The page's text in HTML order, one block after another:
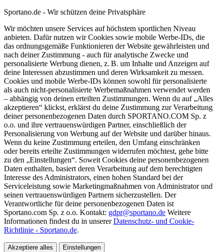
Sportano.de - Wir schützen deine Privatsphäre
Wir möchten unsere Services auf höchstem sportlichen Niveau
anbieten. Dafür nutzen wir Cookies sowie mobile Werbe-IDs, die
das ordnungsgemäße Funktionieren der Website gewährleisten und
nach deiner Zustimmung - auch für analytische Zwecke und
personalisierte Werbung dienen, z. B. um Inhalte und Anzeigen auf
deine Interessen abzustimmen und deren Wirksamkeit zu messen.
Cookies und mobile Werbe-IDs können sowohl für personalisierte
als auch nicht-personalisierte Werbemaßnahmen verwendet werden
– abhängig von deinen erteilten Zustimmungen. Wenn du auf „Alles
akzeptieren“ klickst, erklärst du deine Zustimmung zur Verarbeitung
deiner personenbezogenen Daten durch SPORTANO.COM Sp. z
o.o. und ihre vertrauenswürdigen Partner, einschließlich der
Personalisierung von Werbung auf der Website und darüber hinaus.
Wenn du keine Zustimmung erteilen, den Umfang einschränken
oder bereits erteilte Zustimmungen widerrufen möchtest, gehe bitte
zu den „Einstellungen“. Soweit Cookies deine personenbezogenen
Daten enthalten, basiert deren Verarbeitung auf dem berechtigten
Interesse des Administrators, einen hohen Standard bei der
Serviceleistung sowie Marketingmaßnahmen von Administrator und
seinen vertrauenswürdigen Partnern sicherzustellen. Der
Verantwortliche für deine personenbezogenen Daten ist
Sportano.com Sp. z o.o. Kontakt: gdpr@sportano.de Weitere
Informationen findest du in unsererDatenschutz- und Cookie-
Richtlinie - Sportano.de.
Akzeptiere alles Einstellungen